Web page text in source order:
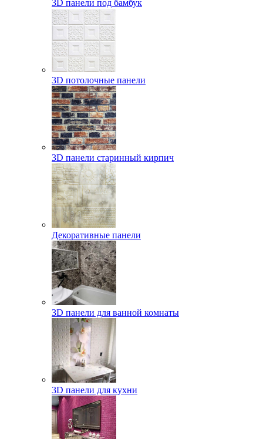
3D панели под бамбук
3D потолочные панели
3D панели старинный кирпич
Декоративные панели
3D панели для ванной комнаты
3D панели для кухни